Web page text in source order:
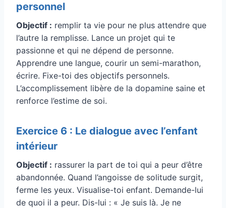
personnel
Objectif : remplir ta vie pour ne plus attendre que
l’autre la remplisse. Lance un projet qui te
passionne et qui ne dépend de personne.
Apprendre une langue, courir un semi-marathon,
écrire. Fixe-toi des objectifs personnels.
L’accomplissement libère de la dopamine saine et
renforce l’estime de soi.
Exercice 6 : Le dialogue avec l’enfant
intérieur
Objectif : rassurer la part de toi qui a peur d’être
abandonnée. Quand l’angoisse de solitude surgit,
ferme les yeux. Visualise-toi enfant. Demande-lui
de quoi il a peur. Dis-lui : « Je suis là. Je ne